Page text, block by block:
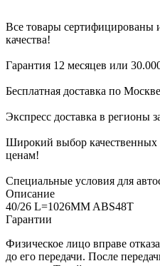
Все товары сертифицированы
качества!
Гарантия 12 месяцев или
Бесплатная доставка по
Экспресс доставка в регионы
Широкий выбор
ценам!
Специальные условия для
Описание
40/26 L=1026MM ABS48T
Гарантии
Физическое лицо вправе
до его передачи. После